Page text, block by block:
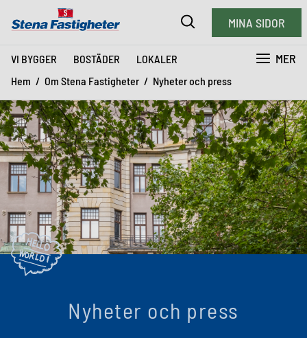
VI BYGGER BOSTÄDER LOKALER MER
MINA SIDOR
Hem Om Stena Fastigheter Nyheter och press
Nyheter och press